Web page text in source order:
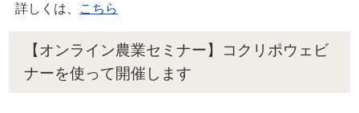
詳しくは、 こちら
【オンライン農業セミナー】コクリポウェビ
ナーを使って開催します